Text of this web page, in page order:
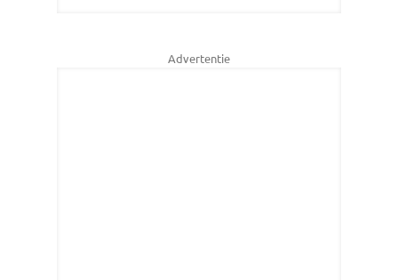
Advertentie